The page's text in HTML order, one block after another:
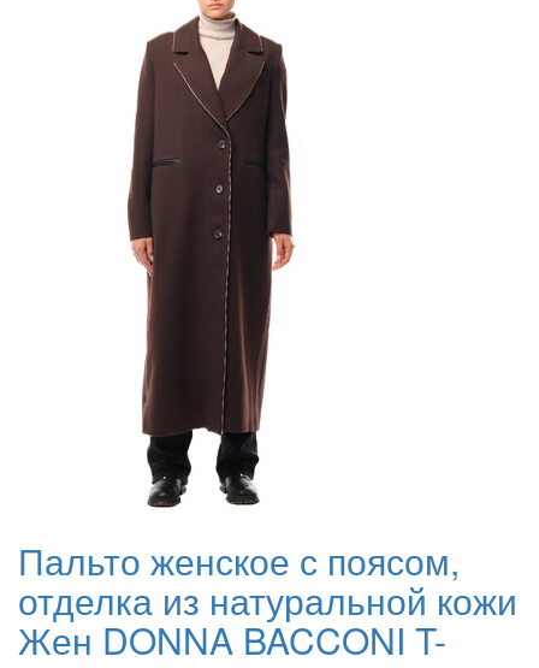
Пальто женское с поясом,
отделка из натуральной кожи
Жен DONNA BACCONI T-